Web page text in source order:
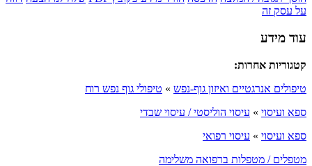
על עסק זה
עוד מידע
קטגוריות אחרות:
טיפולים אנרגטיים ואיזון גוף-נפש » טיפולי גוף נפש רוח
ספא ועיסוי » עיסוי הוליסטי / עיסוי שבדי
ספא ועיסוי » עיסוי רפואי
מטפלים / מטפלות ברפואה משלימה